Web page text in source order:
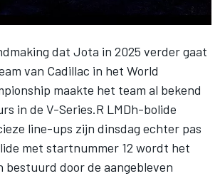
dat Jota in 2025 verder gaat
van Cadillac in het World
maakte het team al bekend
in de V-Series.R LMDh-bolide
line-ups zijn dinsdag echter pas
met startnummer 12 wordt het
bestuurd door de aangebleven